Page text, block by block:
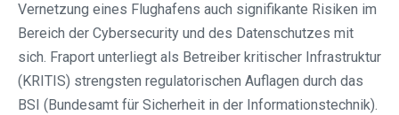
Vernetzung eines Flughafens auch signifikante Risiken im
Bereich der Cybersecurity und des Datenschutzes mit
sich. Fraport unterliegt als Betreiber kritischer Infrastruktur
(KRITIS) strengsten regulatorischen Auflagen durch das
BSI (Bundesamt für Sicherheit in der Informationstechnik).